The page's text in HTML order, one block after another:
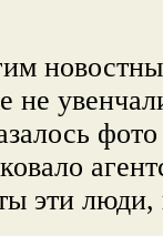
не
эти люди,